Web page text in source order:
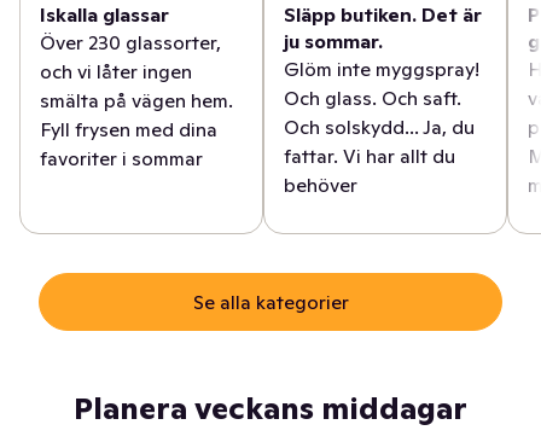
Iskalla glassar
Över 230 glassorter,
och vi låter ingen
smälta på vägen hem.
Fyll frysen med dina
favoriter i sommar
Släpp butiken. Det är
ju sommar.
Glöm inte myggspray!
Och glass. Och saft.
Och solskydd... Ja, du
fattar. Vi har allt du
behöver
Se alla kategorier
Planera veckans middagar